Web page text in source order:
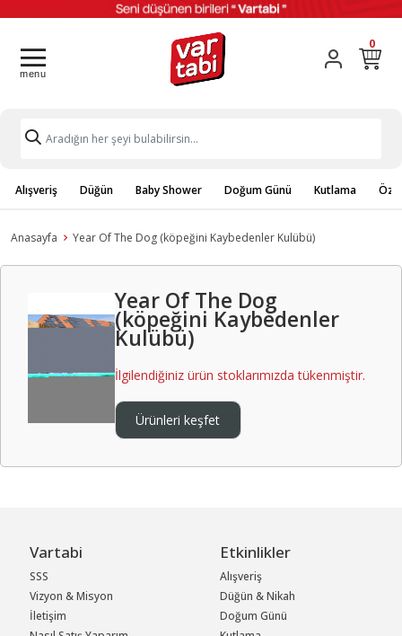
0
Alışveriş Düğün Baby Shower Doğum Günü Kutlama
Anasayfa Year Of The Dog (köpeğini Kaybedenler Kulübü)
Year Of The Dog
(köpeğini Kaybedenler
Kulübü)
İlgilendiğiniz ürün stoklarımızda tükenmiştir.
Ürünleri keşfet
Vartabi
SSS
Vizyon & Misyon
İletişim
Etkinlikler
Alışveriş
Düğün & Nikah
Doğum Günü